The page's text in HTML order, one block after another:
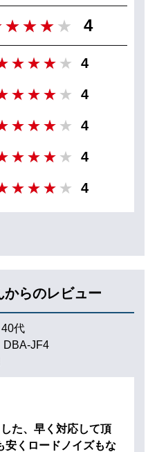
4
4
4
4
4
4
からのレビュー
40代
JF4
た、早く対応して頂
安くロードノイズもな